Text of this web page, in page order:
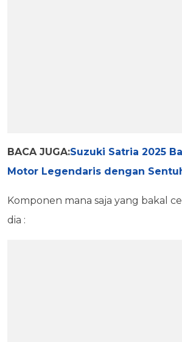
BACA JUGA:Suzuki Satria 2025
Motor Legendaris dengan
Komponen mana saja yang bakal
dia :